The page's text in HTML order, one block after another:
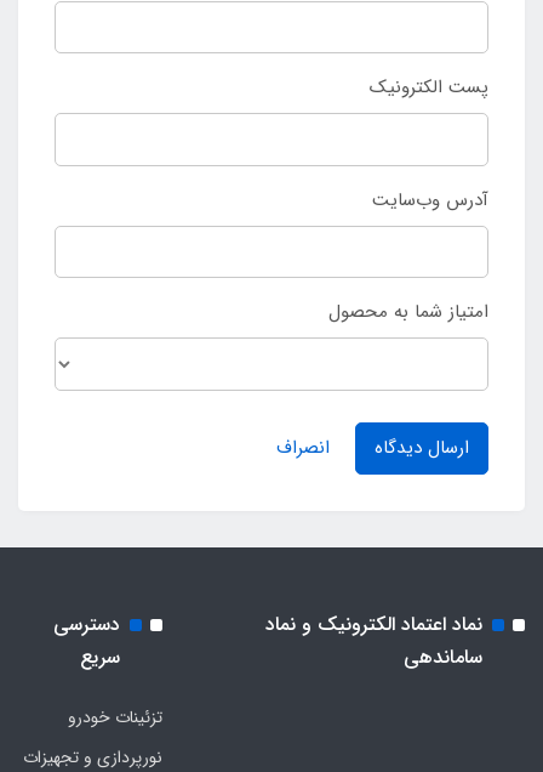
پست الکترونیک
آدرس وب‌سایت
امتیاز شما به محصول
ارسال دیدگاه انصراف
نماد اعتماد الکترونیک و نماد
ساماندهی
دسترسی
سریع
تزئینات خودرو
نورپردازی و تجهیزات